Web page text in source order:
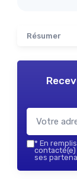
Résumer
* En
contacté(e)
ses